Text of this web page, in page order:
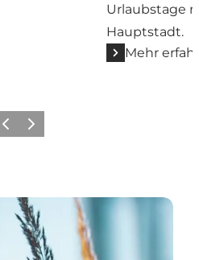
Urlaubstage
Hauptstadt.
Mehr
ZurückWeiter